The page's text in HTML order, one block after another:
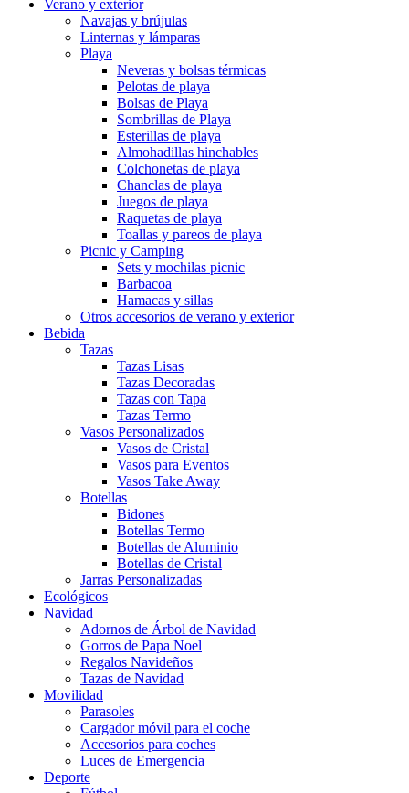
Verano y exterior
Navajas y brújulas
Linternas y lámparas
Playa
Neveras y bolsas térmicas
Pelotas de playa
Bolsas de Playa
Sombrillas de Playa
Esterillas de playa
Almohadillas hinchables
Colchonetas de playa
Chanclas de playa
Juegos de playa
Raquetas de playa
Toallas y pareos de playa
Picnic y Camping
Sets y mochilas picnic
Barbacoa
Hamacas y sillas
Otros accesorios de verano y exterior
Bebida
Tazas
Tazas Lisas
Tazas Decoradas
Tazas con Tapa
Tazas Termo
Vasos Personalizados
Vasos de Cristal
Vasos para Eventos
Vasos Take Away
Botellas
Bidones
Botellas Termo
Botellas de Aluminio
Botellas de Cristal
Jarras Personalizadas
Ecológicos
Navidad
Adornos de Árbol de Navidad
Gorros de Papa Noel
Regalos Navideños
Tazas de Navidad
Movilidad
Parasoles
Cargador móvil para el coche
Accesorios para coches
Luces de Emergencia
Deporte